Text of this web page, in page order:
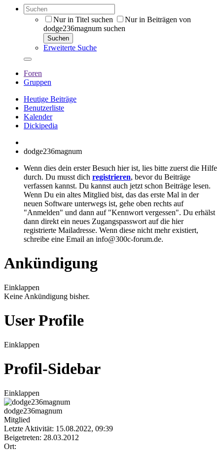
Nur in Titel suchen
Nur in Beiträgen von
dodge236magnum suchen
Suchen
Erweiterte Suche
Foren
Gruppen
Heutige Beiträge
Benutzerliste
Kalender
Dickipedia
dodge236magnum
Wenn dies dein erster Besuch hier ist, lies bitte zuerst die Hilfe
durch. Du musst dich registrieren, bevor du Beiträge
verfassen kannst. Du kannst auch jetzt schon Beiträge lesen.
Wenn Du ein altes Mitglied bist, das das erste Mal in der
neuen Software unterwegs ist, gehe oben rechts auf
"Anmelden" und dann auf "Kennwort vergessen". Du erhälst
dann direkt ein neues Zugangspasswort auf die hier
registrierte Mailadresse. Wenn diese nicht mehr existiert,
schreibe eine Email an info@300c-forum.de.
Ankündigung
Einklappen
Keine Ankündigung bisher.
User Profile
Einklappen
Profil-Sidebar
Einklappen
dodge236magnum
Mitglied
Letzte Aktivität: 15.08.2022, 09:39
Beigetreten: 28.03.2012
Ort: